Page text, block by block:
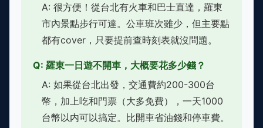
A: 很方便！從台北有火車和巴士直達，羅東
市內景點步行可達。公車班次雖少，但主要點
都有cover，只要提前查時刻表就沒問題。
Q: 羅東一日遊不開車，大概要花多少錢？
A: 如果從台北出發，交通費約200-300台
幣，加上吃和門票（大多免費），一天1000
台幣以内可以搞定。比開車省油錢和停車費。